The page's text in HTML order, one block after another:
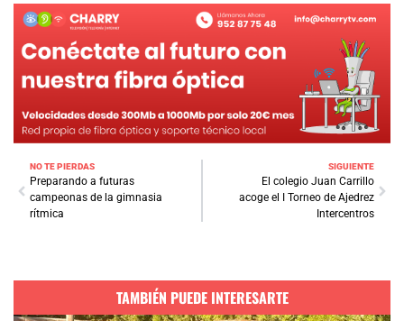
NO TE PIERDAS
Preparando a futuras
campeonas de la gimnasia
rítmica
SIGUIENTE
El colegio Juan Carrillo
acoge el I Torneo de Ajedrez
Intercentros
TAMBIÉN PUEDE INTERESARTE